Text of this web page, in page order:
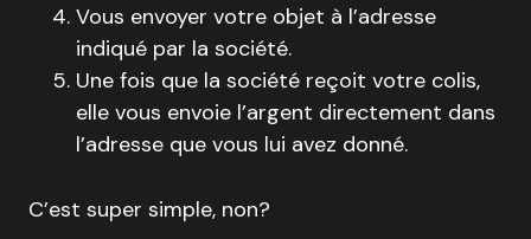
Vous envoyer votre objet à l’adresse
indiqué par la société.
Une fois que la société reçoit votre colis,
elle vous envoie l’argent directement dans
l’adresse que vous lui avez donné.
C’est super simple, non?